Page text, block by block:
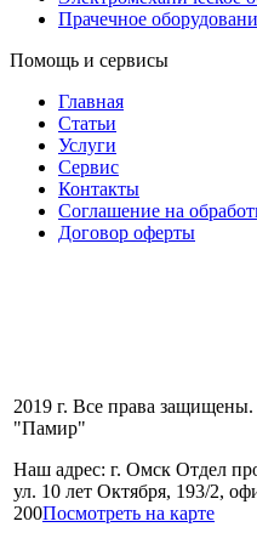
Прачечное
Помощь и сервисы
Главная
Статьи
Услуги
Сервис
Контакты
Соглашение на
Договор оферты
2019 г. Все права
"Памир"
Наш адрес: г. Омск Отдел
ул. 10 лет Октября, 193/2,
200Посмотреть на карте